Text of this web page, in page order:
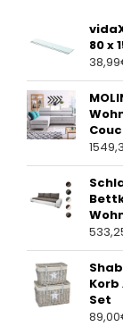
80 x
38,99
Set
89,00